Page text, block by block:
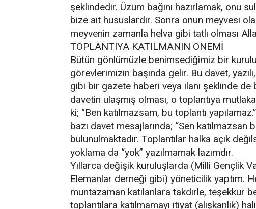
şeklindedir. Üzüm bağını hazırlamak, onu
bize ait hususlardır. Sonra onun meyvesi
meyvenin zamanla helva gibi tatlı olması
TOPLANTIYA KATILMANIN ÖNEMİ
Bütün gönlümüzle benimsediğimiz bir
görevlerimizin başında gelir. Bu davet,
gibi bir gazete haberi veya ilanı şeklinde
davetin ulaşmış olması, o toplantıya
ki; “Ben katılmazsam, bu toplantı
bazı davet mesajlarında; “Sen
bulunulmaktadır. Toplantılar halka açık
yoklama da “yok” yazılmamak lazımdır.
Yıllarca değişik kuruluşlarda (Milli Gençlik
Elemanlar derneği gibi) yöneticilik yaptım.
muntazaman katılanlara takdirle, teşekkür
toplantılara katılmamayı itiyat (alışkanlık)